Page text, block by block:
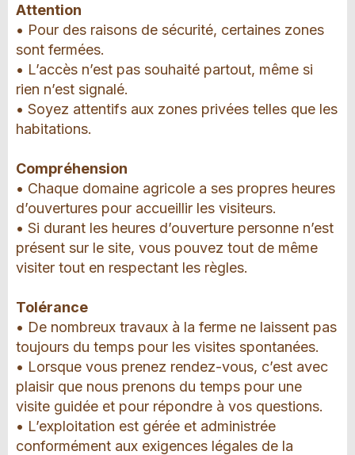
Attention
• Pour des raisons de sécurité, certaines zones
sont fermées.
• L’accès n’est pas souhaité partout, même si
rien n’est signalé.
• Soyez attentifs aux zones privées telles que les
habitations.
Compréhension
• Chaque domaine agricole a ses propres heures
d’ouvertures pour accueillir les visiteurs.
• Si durant les heures d’ouverture personne n’est
présent sur le site, vous pouvez tout de même
visiter tout en respectant les règles.
Tolérance
• De nombreux travaux à la ferme ne laissent pas
toujours du temps pour les visites spontanées.
• Lorsque vous prenez rendez-vous, c’est avec
plaisir que nous prenons du temps pour une
visite guidée et pour répondre à vos questions.
• L’exploitation est gérée et administrée
conformément aux exigences légales de la